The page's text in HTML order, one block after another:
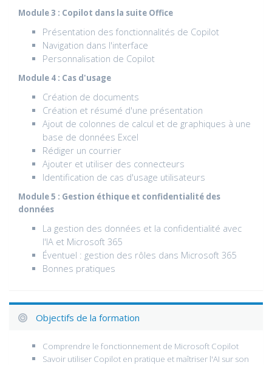
Module 3 : Copilot dans la suite Office
Présentation des fonctionnalités de Copilot
Navigation dans l'interface
Personnalisation de Copilot
Module 4 : Cas d'usage
Création de documents
Création et résumé d'une présentation
Ajout de colonnes de calcul et de graphiques à une
base de données Excel
Rédiger un courrier
Ajouter et utiliser des connecteurs
Identification de cas d'usage utilisateurs
Module 5 : Gestion éthique et confidentialité des
données
La gestion des données et la confidentialité avec
l'IA et Microsoft 365
Éventuel : gestion des rôles dans Microsoft 365
Bonnes pratiques
Objectifs de la formation
Comprendre le fonctionnement de Microsoft Copilot
Savoir utiliser Copilot en pratique et maîtriser l'AI sur son